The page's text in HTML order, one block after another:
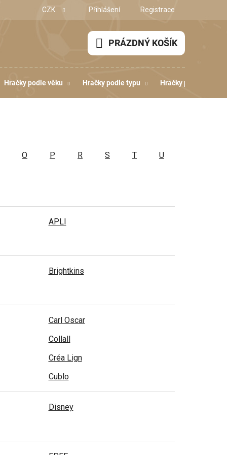
CZK Přihlášení Registrace
NÁKUPNÍ
KOŠÍK
PRÁZDNÝ KOŠÍK
Hračky podle věku Hračky podle typu Hračky podle
O P R S T U
APLI
Brightkins
Carl Oscar
Collall
Créa Lign
Cublo
Disney